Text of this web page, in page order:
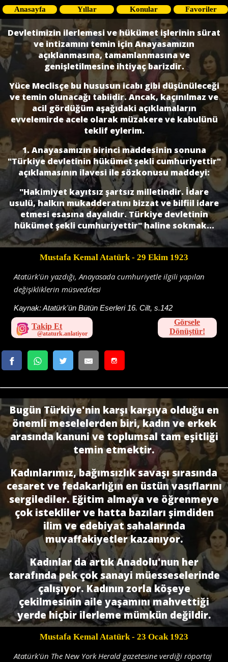
Anasayfa Yıllar Konular Favoriler
Devletimizin ilerlemesi ve hükümet işlerinin sürat
ve intizamını temin için Anayasamızın
açıklanmasına, tamamlanmasına ve
genişletilmesine ihtiyaç barizdir.
Yüce Meclisçe bu hususun icabı gibi düşünüleceği
ve temin olunacağı tabiidir. Ancak, kaçınılmaz ve
acil gördüğüm aşağıdaki açıklamaların
evvelemirde acele olarak müzakere ve kabulünü
teklif eylerim.
1. Anayasamızın birinci maddesinin sonuna
"Türkiye devletinin hükümet şekli cumhuriyettir"
açıklamasının ilavesi ile sözkonusu maddeyi:
"Hakimiyet kayıtsız şartsız milletindir. İdare
usulü, halkın mukadderatını bizzat ve bilfiil idare
etmesi esasına dayalıdır. Türkiye devletinin
hükümet şekli cumhuriyettir" haline sokmak...
Mustafa Kemal Atatürk- 29 Ekim 1923
Atatürk'ün yazdığı, Anayasada cumhuriyetle ilgili yapılan
değişikliklerin müsveddesi
Kaynak:Atatürk'ün Bütün Eserleri 16. Cilt, s.142
Takip Et
Görsele
Dönüştür!
Bugün Türkiye'nin karşı karşıya olduğu en
önemli meselelerden biri, kadın ve erkek
arasında kanuni ve toplumsal tam eşitliği
temin etmektir.
Kadınlarımız, bağımsızlık savaşı sırasında
cesaret ve fedakarlığın en üstün vasıflarını
sergilediler. Eğitim almaya ve öğrenmeye
çok istekliler ve hatta bazıları şimdiden
ilim ve edebiyat sahalarında
muvaffakiyetler kazanıyor.
Kadınlar da artık Anadolu'nun her
tarafında pek çok sanayi müesseselerinde
çalışıyor. Kadının zorla köşeye
çekilmesinin aile yaşamını mahvettiği
yerde hiçbir ilerleme mümkün değildir.
Mustafa Kemal Atatürk- 23 Ocak 1923
Atatürk'ün The New York Herald gazetesine verdiği röportaj